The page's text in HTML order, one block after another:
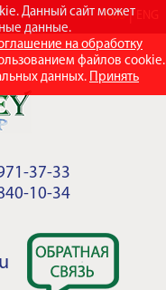
Данный сайт может
данные.
на обработку
файлов cookie.
данных. Принять
RUS
37-33
10-34